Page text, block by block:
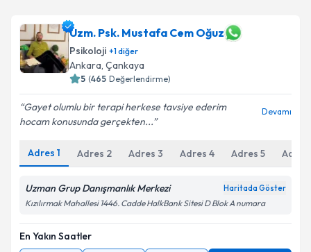
Psk. Buse Ersoy Altınkaya için randevu takvimi talebi
oluşturun. Size bu uzmandan randevu almanız için bir
takvim hazırlandığında e-posta ile bilgilendireceğiz.
E-posta Adresiniz
Kişisel verilerimin işlenmesine ilişkin
Aydınlatma
Metni'ni okudum ve kişisel verilerimin belirtilen
Takvim Talebini Gönder
Uzm. Psk. Mustafa Cem Oğuz
Psikoloji +1diğer
Ankara, Çankaya
5 (465 Değerlendirme)
Gayet olumlu bir terapi herkese tavsiye ederim
hocam konusunda gerçekten...
Devamı
Adres 1 Adres 2 Adres 3 Adres 4 Adres 5 Adres
Uzman Grup Danışmanlık Merkezi Haritada Göster
Kızılırmak Mahallesi 1446. Cadde HalkBank Sitesi D Blok A numara
En Yakın Saatler